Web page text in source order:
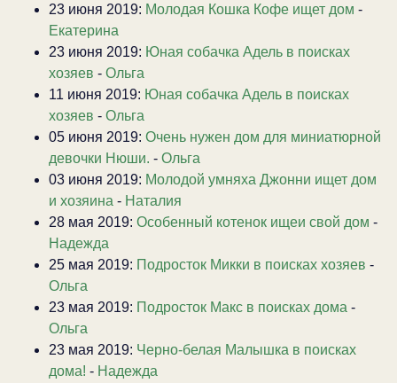
23 июня 2019: Молодая Кошка Кофе ищет дом -
Екатерина
23 июня 2019: Юная собачка Адель в поисках
хозяев - Ольга
11 июня 2019: Юная собачка Адель в поисках
хозяев - Ольга
05 июня 2019: Очень нужен дом для миниатюрной
девочки Нюши. - Ольга
03 июня 2019: Молодой умняха Джонни ищет дом
и хозяина - Наталия
28 мая 2019: Особенный котенок ищеи свой дом -
Надежда
25 мая 2019: Подросток Микки в поисках хозяев -
Ольга
23 мая 2019: Подросток Макс в поисках дома -
Ольга
23 мая 2019: Черно-белая Малышка в поисках
дома! - Надежда